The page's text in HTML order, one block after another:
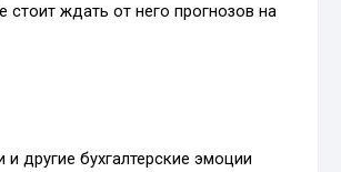
стоит ждать от него прогнозов на
и другие бухгалтерские эмоции